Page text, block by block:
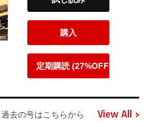
購入
定期購読 (27%OFF)
過去の号はこちらから View All